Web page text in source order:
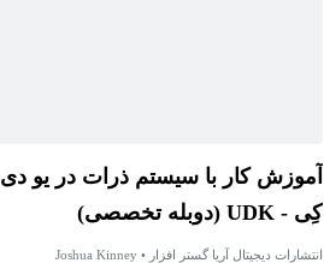
آموزش کار با سیستم ذرات در یو دی
کِی - UDK (دوبله تخصصی)
انتشارات دیجیتال آریا گستر افزار • Joshua Kinney